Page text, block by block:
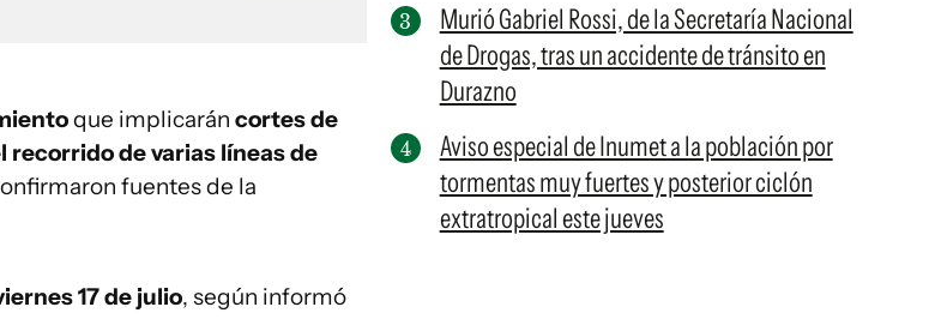
que implicarán cortes de
recorrido de varias líneas de
fuentes de la
17 de julio, según informó
Murió Gabriel Rossi, de la Secretaría Nacional
de Drogas, tras un accidente de tránsito en
Durazno
Aviso especial de Inumet a la población por
tormentas muy fuertes y posterior ciclón
extratropical este jueves